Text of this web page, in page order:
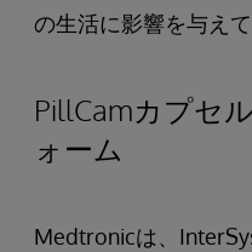
の生活に影響を与えて
PillCamカプセ
ォーム
Medtronicは、